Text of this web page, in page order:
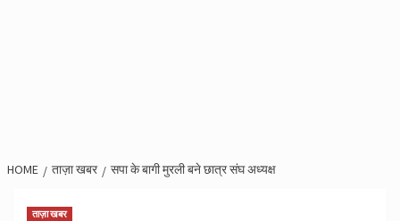
HOME ताज़ा खबर सपा के बागी मुरली बने छात्र संघ अध्यक्ष
ताज़ा खबर